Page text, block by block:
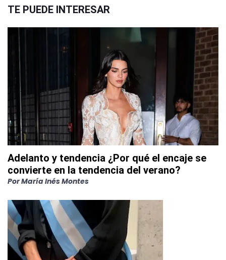
TE PUEDE INTERESAR
Adelanto y tendencia ¿Por qué el encaje se
convierte en la tendencia del verano?
PorMaría Inés Montes